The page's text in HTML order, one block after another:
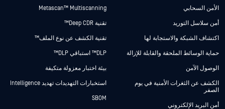
الأمن السحابي
أمن سلاسل التوريد
اكتشاف الشبكة والاستجابة لها
حماية الوسائط الملحقة والقابلة للإزالة
الوصول الآمن
الكشف عن الثغرات الأمنية في يوم
الصفر
أمن البريد الإلكتروني
Metascan™ Multiscanning
تقنية Deep CDR™
تقنية الكشف عن نوع الملف™
DLP™ استباقي DLP™
بيئة اختبار معزولة متكيفة
استخبارات التهديدات تهديد Intelligence
SBOM